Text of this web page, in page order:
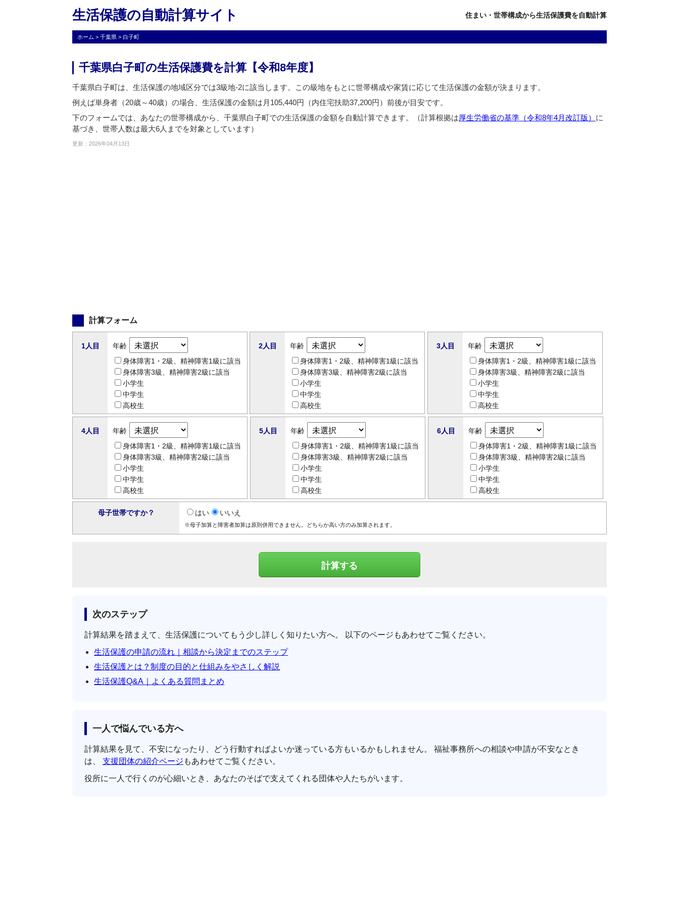
生活保護の自動計算サイト 住まい・世帯構成から生活保護費を自動計算
ホーム > 千葉県 > 白子町
千葉県白子町の生活保護費を計算【令和8年度】
千葉県白子町は、生活保護の地域区分では3級地-2に該当します。この級地をもとに世帯構成や家賃に応じて生活保護の金額が決まります。
例えば単身者（20歳～40歳）の場合、生活保護の金額は月105,440円（内住宅扶助37,200円）前後が目安です。
下のフォームでは、あなたの世帯構成から、千葉県白子町での生活保護の金額を自動計算できます。（計算根拠は厚生労働省の基準（令和8年4月改訂版） に
基づき、世帯人数は最大6人までを対象としています）
更新：2026年04月13日
計算フォーム
1人目
年齢
身体障害1・2級、精神障害1級に該当
身体障害3級、精神障害2級に該当
小学生
中学生
高校生
2人目
年齢
身体障害1・2級、精神障害1級に該当
身体障害3級、精神障害2級に該当
小学生
中学生
高校生
3人目
年齢
身体障害1・2級、精神障害1級に該当
身体障害3級、精神障害2級に該当
小学生
中学生
高校生
4人目
年齢
身体障害1・2級、精神障害1級に該当
身体障害3級、精神障害2級に該当
小学生
中学生
高校生
5人目
年齢
身体障害1・2級、精神障害1級に該当
身体障害3級、精神障害2級に該当
小学生
中学生
高校生
6人目
年齢
身体障害1・2級、精神障害1級に該当
身体障害3級、精神障害2級に該当
小学生
中学生
高校生
母子世帯ですか？ はい いいえ
※母子加算と障害者加算は原則併用できません。どちらか高い方のみ加算されます。
次のステップ
計算結果を踏まえて、生活保護についてもう少し詳しく知りたい方へ。 以下のページもあわせてご覧ください。
生活保護の申請の流れ｜相談から決定までのステップ
生活保護とは？制度の目的と仕組みをやさしく解説
生活保護Q&A｜よくある質問まとめ
一人で悩んでいる方へ
計算結果を見て、不安になったり、どう行動すればよいか迷っている方もいるかもしれません。 福祉事務所への相談や申請が不安なとき
は、 支援団体の紹介ページ もあわせてご覧ください。
役所に一人で行くのが心細いとき、あなたのそばで支えてくれる団体や人たちがいます。